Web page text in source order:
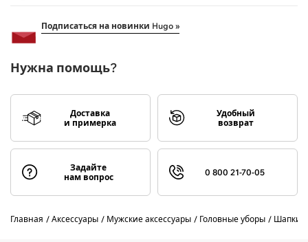
Подписаться на новинки Hugo »
Нужна помощь?
Доставка
и примерка
Удобный
возврат
Задайте
нам вопрос
0 800 21-70-05
Главная Аксессуары Мужские аксессуары Головные уборы Шапки